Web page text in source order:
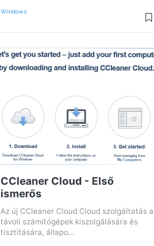
Windows
CCleaner Cloud - Első
ismerős
Az új CCleaner Cloud Cloud szolgáltatás a
távoli számítógépek kiszolgálására és
tisztítására, állapo...